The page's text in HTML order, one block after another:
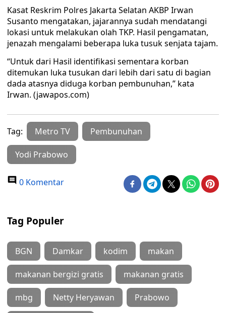
Kasat Reskrim Polres Jakarta Selatan AKBP Irwan
Susanto mengatakan, jajarannya sudah mendatangi
lokasi untuk melakukan olah TKP. Hasil pengamatan,
jenazah mengalami beberapa luka tusuk senjata tajam.
“Untuk dari Hasil identifikasi sementara korban
ditemukan luka tusukan dari lebih dari satu di bagian
dada atasnya diduga korban pembunuhan,” kata
Irwan. (jawapos.com)
Tag: Metro TV Pembunuhan
Yodi Prabowo
0 Komentar
Tag Populer
BGN Damkar kodim makan
makanan bergizi gratis makanan gratis
mbg Netty Heryawan Prabowo